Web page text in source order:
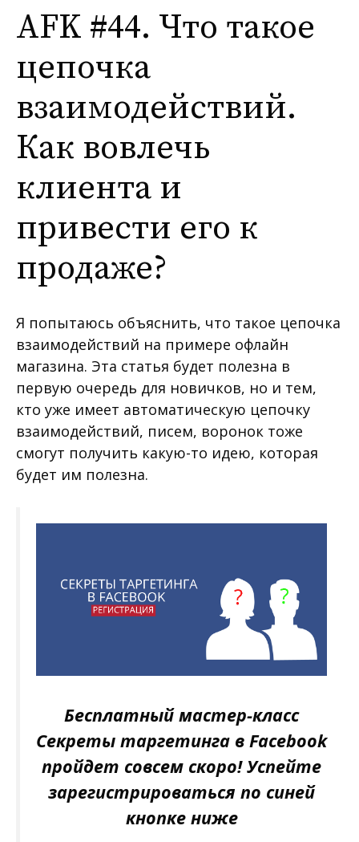
AFK #44. Что такое
цепочка
взаимодействий.
Как вовлечь
клиента и
привести его к
продаже?
Я попытаюсь объяснить, что такое цепочка
взаимодействий на примере офлайн
магазина. Эта статья будет полезна в
первую очередь для новичков, но и тем,
кто уже имеет автоматическую цепочку
взаимодействий, писем, воронок тоже
смогут получить какую-то идею, которая
будет им полезна.
Бесплатный мастер-класс
Секреты таргетинга в Facebook
пройдет совсем скоро! Успейте
зарегистрироваться по синей
кнопке ниже